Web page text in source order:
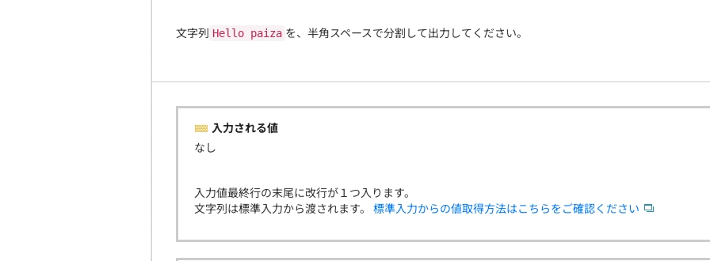
文字列 Hello paiza を、半角スペースで分割して出力してください。
入力される値
なし
入力値最終行の末尾に改行が１つ入ります。
文字列は標準入力から渡されます。 標準入力からの値取得方法はこちらをご確認ください